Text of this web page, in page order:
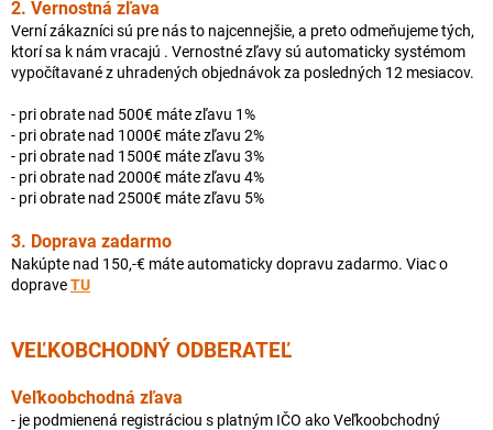
2. Vernostná zľava
Verní zákazníci sú pre nás to najcennejšie, a preto odmeňujeme tých,
ktorí sa k nám vracajú . Vernostné zľavy sú automaticky systémom
vypočítavané z uhradených objednávok za posledných 12 mesiacov.
- pri obrate nad 500€ máte zľavu 1%
- pri obrate nad 1000€ máte zľavu 2%
- pri obrate nad 1500€ máte zľavu 3%
- pri obrate nad 2000€ máte zľavu 4%
- pri obrate nad 2500€ máte zľavu 5%
3. Doprava zadarmo
Nakúpte nad 150,-€ máte automaticky dopravu zadarmo. Viac o
dopraveTU
VEĽKOBCHODNÝ ODBERATEĽ
Veľkoobchodná zľava
- je podmienená registráciou s platným IČO ako Veľkoobchodný